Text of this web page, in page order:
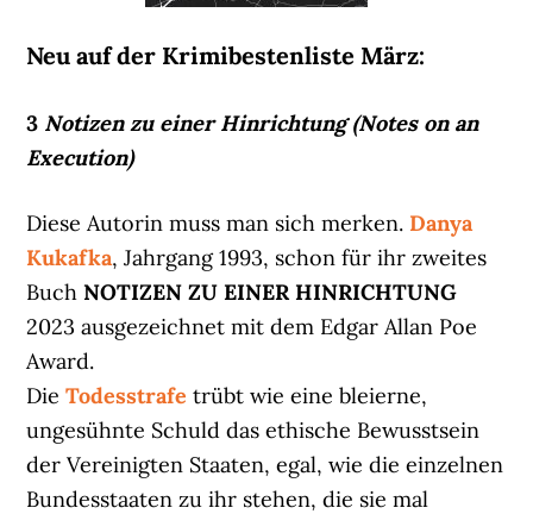
Neu auf der Krimibestenliste März:
3 Notizen zu einer Hinrichtung (Notes on an
Execution)
Diese Autorin muss man sich merken. Danya
Kukafka, Jahrgang 1993, schon für ihr zweites
BuchNOTIZEN ZU EINER HINRICHTUNG
2023 ausgezeichnet mit dem Edgar Allan Poe
Award.
DieTodesstrafe trübt wie eine bleierne,
ungesühnte Schuld das ethische Bewusstsein
der Vereinigten Staaten, egal, wie die einzelnen
Bundesstaaten zu ihr stehen, die sie mal